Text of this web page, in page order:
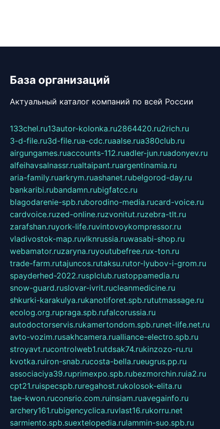
База организаций
Актуальный каталог компаний по всей России
133chel.ru13autor-kolonka.ru2864420.ru2rich.ru
3-d-file.ru3d-file.rua-cdc.ruaalse.rua380club.ru
airgungames.ruaccounts-112.ruadler-jun.ruadonyev.ru
alfeihavsalnassr.rualtaipant.ruargentinamia.ru
aria-family.ruarkrym.ruashanet.rubelgorod-day.ru
bankaribi.rubandamn.rubigfatcc.ru
blagodarenie-spb.ruborodino-media.rucard-voice.ru
cardvoice.ruzed-online.ruzvonitut.ruzebra-tlt.ru
zarafshan.ruyork-life.ruvintovoykompressor.ru
vladivostok-map.ruvlknrussia.ruwasabi-shop.ru
webamator.ruzaryna.ruyoutubefree.rux-ton.ru
trade-farm.rutajuncos.rutaksu.rutor-lyubov-i-grom.ru
spayderhed-2022.rusplclub.rustoppamedia.ru
snow-guard.ruslovar-ivrit.rucleanmedicine.ru
shkurki-karakulya.rukanotiforet.spb.rututmassage.ru
ecolog.org.rupraga.spb.rufalcorussia.ru
autodoctorservis.rukamertondom.spb.runet-life.net.ru
avto-vozim.rusakhcamera.rualliance-electro.spb.ru
stroyavt.rucontrolweb1.rutdsak74.rukinzozo-ru.ru
kvotka.ruiron-snab.rucosta-bella.rueugrus.pp.ru
associaciya39.ruprimexpo.spb.rubezmorchin.ruia2.ru
cpt21.ruispecspb.ruregahost.rukolosok-elita.ru
tae-kwon.ruconsrio.com.ruinsiam.ruavegainfo.ru
archery161.rubigencyclica.ruvlast16.rukorru.net
sarmiento.spb.suextelopedia.rulammin-suo.spb.ru